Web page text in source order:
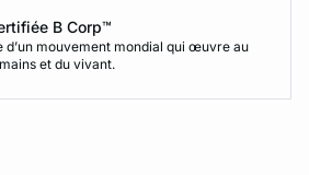
B Corp™
d’un mouvement mondial qui œuvre au
et du vivant.